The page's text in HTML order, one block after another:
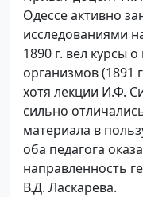
Одессе активно
исследованиями
1890 г. вел курсы
организмов (1891
хотя лекции И.Ф.
сильно
материала в
оба педагога
направленность
В.Д. Ласкарева.